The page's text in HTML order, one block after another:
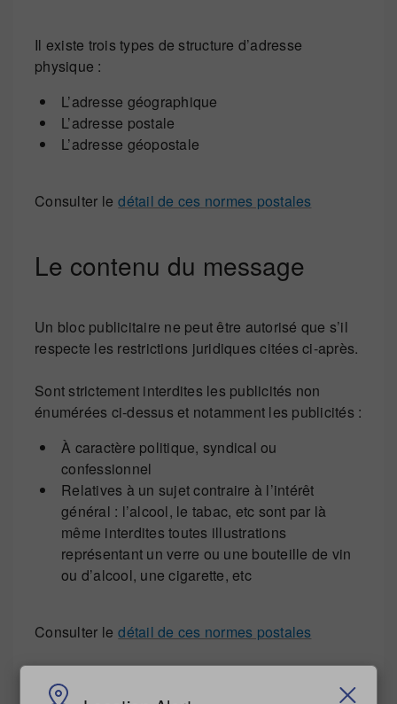
Il existe trois types de structure d’adresse
physique :
L’adresse géographique
L’adresse postale
L’adresse géopostale
Consulter le détail de ces normes postales
Le contenu du message
Un bloc publicitaire ne peut être autorisé que s’il
respecte les restrictions juridiques citées ci-après.
Sont strictement interdites les publicités non
énumérées ci-dessus et notamment les publicités :
À caractère politique, syndical ou
confessionnel
Relatives à un sujet contraire à l’intérêt
général : l’alcool, le tabac, etc sont par là
même interdites toutes illustrations
représentant un verre ou une bouteille de vin
ou d’alcool, une cigarette, etc
Consulter le détail de ces normes postales
Le format de la flamme -